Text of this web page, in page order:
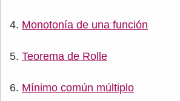
Monotonía de una función
Teorema de Rolle
Mínimo común múltiplo